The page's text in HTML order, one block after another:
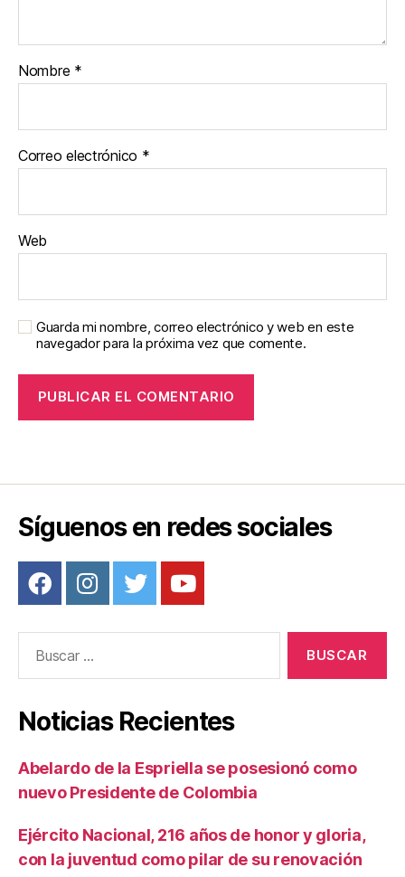
Nombre *
Correo electrónico *
Web
Guarda mi nombre, correo electrónico y web en este
navegador para la próxima vez que comente.
Síguenos en redes sociales
Noticias Recientes
Abelardo de la Espriella se posesionó como
nuevo Presidente de Colombia
Ejército Nacional, 216 años de honor y gloria,
con la juventud como pilar de su renovación